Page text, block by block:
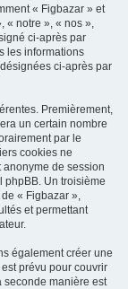
« Figbazar » et
« notre », « nos »,
ci-après par
les informations
ci-après par
Premièrement,
un certain nombre
par le
cookies ne
anonyme de session
phpBB. Un troisième
« Figbazar »,
et permettant
également créer une
prévu pour couvrir
seconde manière est